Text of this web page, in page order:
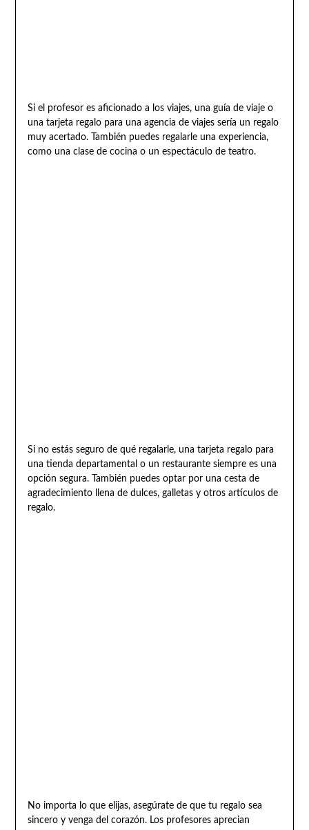
Si el profesor es aficionado a los viajes, una guía de viaje o
una tarjeta regalo para una agencia de viajes sería un regalo
muy acertado. También puedes regalarle una experiencia,
como una clase de cocina o un espectáculo de teatro.
Si no estás seguro de qué regalarle, una tarjeta regalo para
una tienda departamental o un restaurante siempre es una
opción segura. También puedes optar por una cesta de
agradecimiento llena de dulces, galletas y otros artículos de
regalo.
No importa lo que elijas, asegúrate de que tu regalo sea
sincero y venga del corazón. Los profesores aprecian